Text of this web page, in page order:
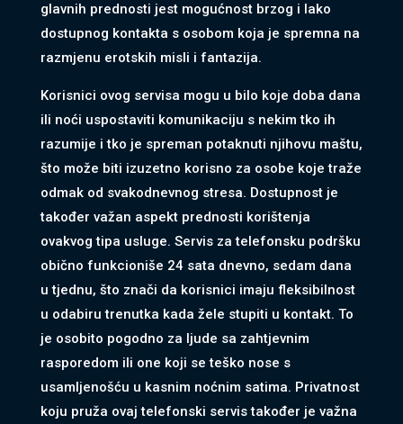
glavnih prednosti jest mogućnost brzog i lako
dostupnog kontakta s osobom koja je spremna na
razmjenu erotskih misli i fantazija.
Korisnici ovog servisa mogu u bilo koje doba dana
ili noći uspostaviti komunikaciju s nekim tko ih
razumije i tko je spreman potaknuti njihovu maštu,
što može biti izuzetno korisno za osobe koje traže
odmak od svakodnevnog stresa. Dostupnost je
također važan aspekt prednosti korištenja
ovakvog tipa usluge. Servis za telefonsku podršku
obično funkcioniše 24 sata dnevno, sedam dana
u tjednu, što znači da korisnici imaju fleksibilnost
u odabiru trenutka kada žele stupiti u kontakt. To
je osobito pogodno za ljude sa zahtjevnim
rasporedom ili one koji se teško nose s
usamljenošću u kasnim noćnim satima. Privatnost
koju pruža ovaj telefonski servis također je važna